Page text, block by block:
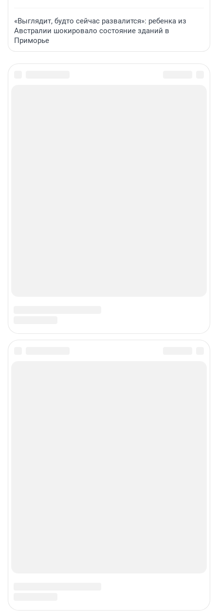
«Выглядит, будто сейчас развалится»: ребенка из
Австралии шокировало состояние зданий в
Приморье